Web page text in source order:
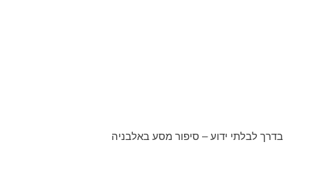
בדרך לבלתי ידוע – סיפור מסע באלבניה